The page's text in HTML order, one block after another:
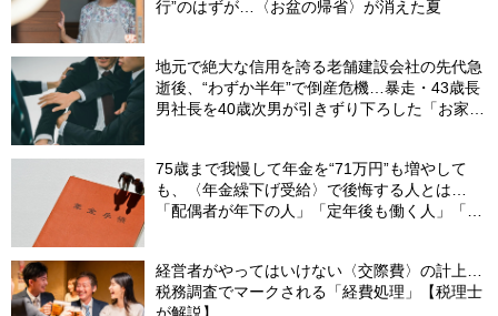
行”のはずが…〈お盆の帰省〉が消えた夏
地元で絶大な信用を誇る老舗建設会社の先代急
逝後、“わずか半年”で倒産危機…暴走・43歳長
男社長を40歳次男が引きずり下ろした「お家騒
75歳まで我慢して年金を“71万円”も増やして
も、〈年金繰下げ受給〉で後悔する人とは…
「配偶者が年下の人」「定年後も働く人」「特
経営者がやってはいけない〈交際費〉の計上…
税務調査でマークされる「経費処理」【税理士